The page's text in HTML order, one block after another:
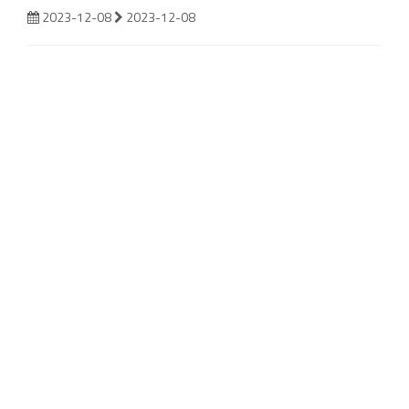
2023-12-08 2023-12-08